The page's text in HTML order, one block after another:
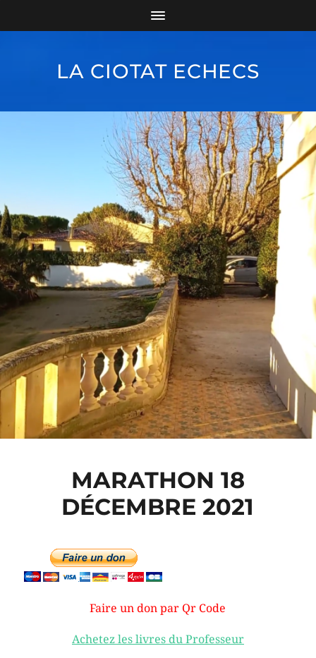
LA CIOTAT ECHECS
MARATHON 18
DÉCEMBRE 2021
Faire un don par Qr Code
Achetez les livres du Professeur